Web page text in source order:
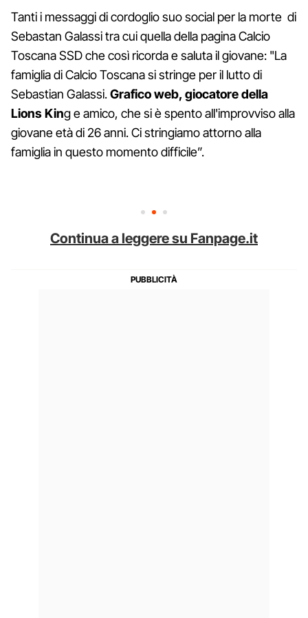
Tanti i messaggi di cordoglio suo social per la morte di
Sebastan Galassi tra cui quella della pagina Calcio
Toscana SSD che così ricorda e saluta il giovane: "La
famiglia di Calcio Toscana si stringe per il lutto di
Sebastian Galassi.Grafico web, giocatore della
Lions King e amico, che si è spento all'improvviso alla
giovane età di 26 anni. Ci stringiamo attorno alla
famiglia in questo momento difficile”.
Continua a leggere su Fanpage.it